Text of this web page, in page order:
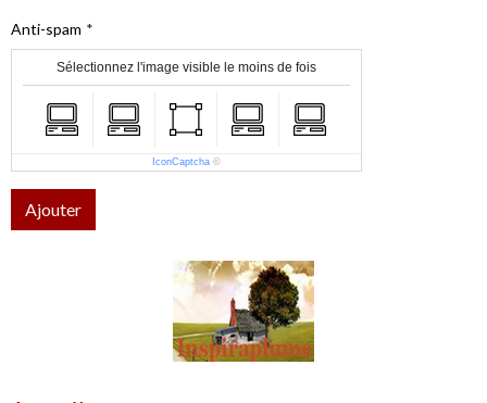
Anti-spam
Sélectionnez l'image visible le moins de fois
IconCaptcha ©
Ajouter